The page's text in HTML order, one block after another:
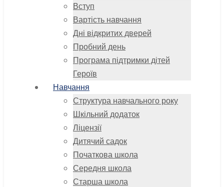
Вступ
Вартість навчання
Дні відкритих дверей
Пробний день
Програма підтримки дітей
Героїв
Навчання
Структура навчального року
Шкільний додаток
Ліцензії
Дитячий садок
Початкова школа
Середня школа
Старша школа